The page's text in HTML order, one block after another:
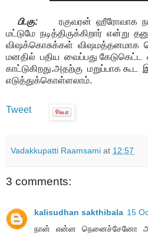
பி.கு:
ரகுவரன் ஹீரோவாக
மட்டுமே நடித்திருக்கிறார் என்று
விஷக்கொசுக்கள்
மனதில் பதிய வைப்பது கேடுகெட்ட
காட்டுகிறது.அதற்கு மறுப்பாக கூட
எடுத்துக்கொள்ளலாம்.
Tweet
Vadakkupatti Raamsami at 12:57
3 comments:
kalisudhan sakthibala 15
நான் என்ன நெனைச்சேனோ